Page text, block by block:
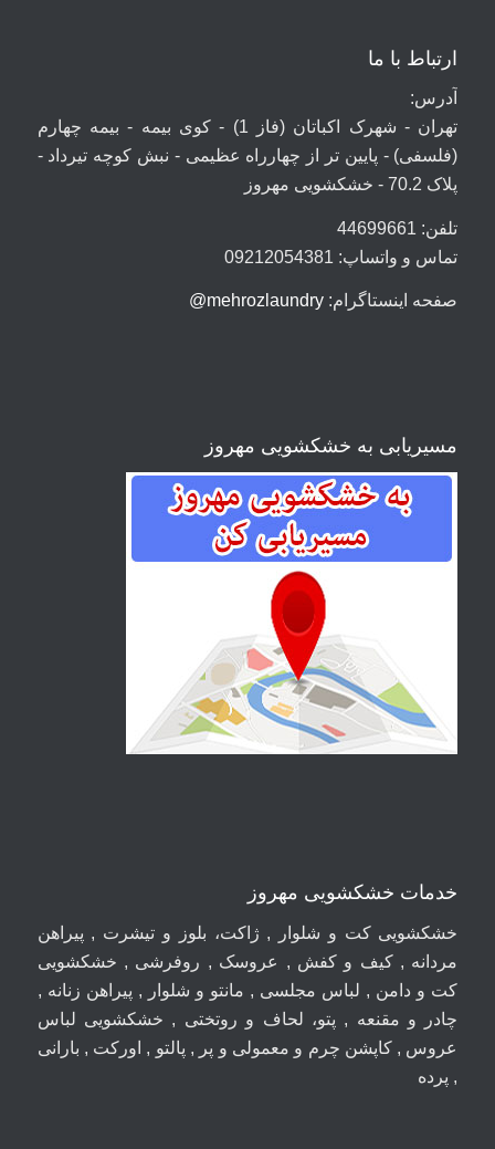
ارتباط با ما
آدرس:
تهران - شهرک اکباتان (فاز 1) - کوی بیمه - بیمه چهارم
(فلسفی) - پایین تر از چهارراه عظیمی - نبش کوچه تیرداد -
پلاک 70.2 - خشکشویی مهروز
تلفن: 44699661
تماس و واتساپ: 09212054381
صفحه اینستاگرام: mehrozlaundry@
مسیریابی به خشکشویی مهروز
خدمات خشکشویی مهروز
خشکشویی کت و شلوار , ژاکت، بلوز و تیشرت , پیراهن
مردانه , کیف و کفش , عروسک , روفرشی , خشکشویی
کت و دامن , لباس مجلسی , مانتو و شلوار , پیراهن زنانه ,
چادر و مقنعه , پتو، لحاف و روتختی , خشکشویی لباس
عروس , کاپشن چرم و معمولی و پر , پالتو , اورکت , بارانی
, پرده